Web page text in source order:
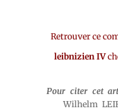
Retrouver ce
leibnizien IV
Pour citer cet
Wilhelm